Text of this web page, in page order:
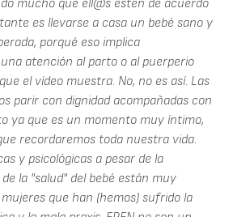
mucho que ell@s estén de acuerdo
es llevarse a casa un bebé sano y
porqué eso implica
atención al parto o al puerperio
el vídeo muestra. No, no es así. Las
parir con dignidad acompañadas con
ya que es un momento muy íntimo,
recordaremos toda nuestra vida.
y psicológicas a pesar de la
la "salud" del bebé están muy
que han (hemos) sufrido la